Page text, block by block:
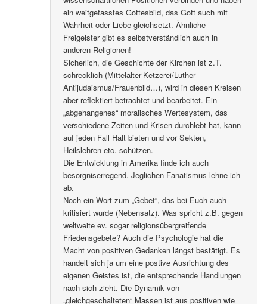
ein weitgefasstes Gottesbild, das Gott auch mit
Wahrheit oder Liebe gleichsetzt. Ähnliche
Freigeister gibt es selbstverständlich auch in
anderen Religionen!
Sicherlich, die Geschichte der Kirchen ist z.T.
schrecklich (Mittelalter-Ketzerei/Luther-
Antijudaismus/Frauenbild…), wird in diesen Kreisen
aber reflektiert betrachtet und bearbeitet. Ein
„abgehangenes“ moralisches Wertesystem, das
verschiedene Zeiten und Krisen durchlebt hat, kann
auf jeden Fall Halt bieten und vor Sekten,
Heilslehren etc. schützen.
Die Entwicklung in Amerika finde ich auch
besorgniserregend. Jeglichen Fanatismus lehne ich
ab.
Noch ein Wort zum „Gebet“, das bei Euch auch
kritisiert wurde (Nebensatz). Was spricht z.B. gegen
weltweite ev. sogar religionsübergreifende
Friedensgebete? Auch die Psychologie hat die
Macht von positiven Gedanken längst bestätigt. Es
handelt sich ja um eine postive Ausrichtung des
eigenen Geistes ist, die entsprechende Handlungen
nach sich zieht. Die Dynamik von
„gleichgeschalteten“ Massen ist aus positiven wie